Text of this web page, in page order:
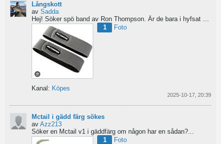
Långskott
av Sadda
Hej! Söker spö band av Ron Thompson. Är de bara i hyfsat skick så köper jag gärna ett par....
1
Foto
Kanal: Köpes
2025-10-17, 20:39
Mctail i gädd färg sökes
av Azz213
Söker en Mctail v1 i gäddfärg om någon har en sådan?...
1
Foto